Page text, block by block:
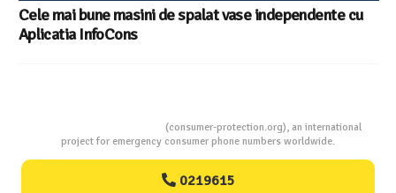
Cele mai bune masini de spalat vase independente cu
Aplicatia InfoCons
(consumer-protection.org), an international
project for emergency consumer phone numbers worldwide.
0219615